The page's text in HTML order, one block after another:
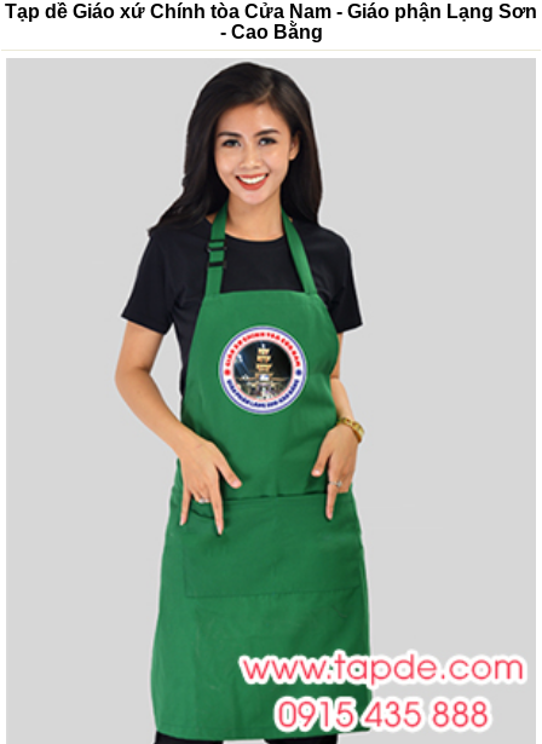
Tạp dề Giáo xứ Chính tòa Cửa Nam - Giáo phận Lạng Sơn
- Cao Bằng